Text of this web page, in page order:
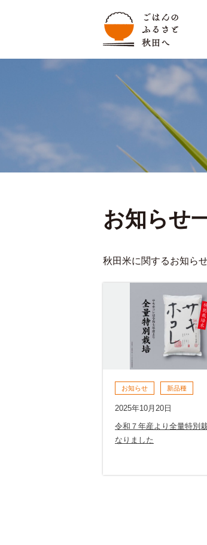
お知らせ
秋田米に関するお知ら
お知らせ 新品種
2025年10月20日
令和７年産より全量特別
なりました